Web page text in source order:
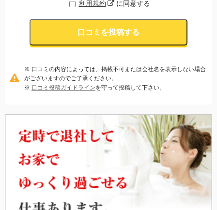
利用規約 に同意する
口コミを投稿する
※ 口コミの内容によっては、掲載不可または会社名を表示しない場合
がございますのでご了承ください。
※ 口コミ投稿ガイドラインを守って投稿して下さい。